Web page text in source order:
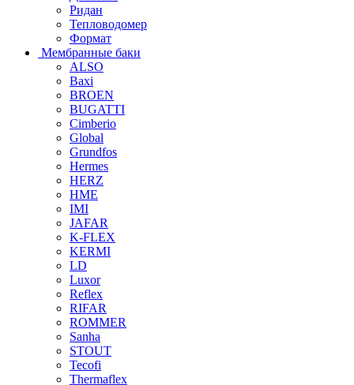
Ридан
Тепловодомер
Формат
Мембранные баки
ALSO
Baxi
BROEN
BUGATTI
Cimberio
Global
Grundfos
Hermes
HERZ
HME
IMI
JAFAR
K-FLEX
KERMI
LD
Luxor
Reflex
RIFAR
ROMMER
Sanha
STOUT
Tecofi
Thermaflex